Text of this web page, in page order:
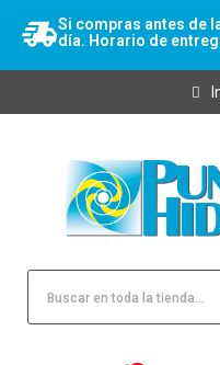
Si compras antes de
día. Horario de